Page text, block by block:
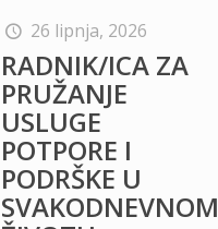
26 lipnja, 2026
RADNIK/ICA ZA
PRUŽANJE
USLUGE
POTPORE I
PODRŠKE U
SVAKODNEVNOM